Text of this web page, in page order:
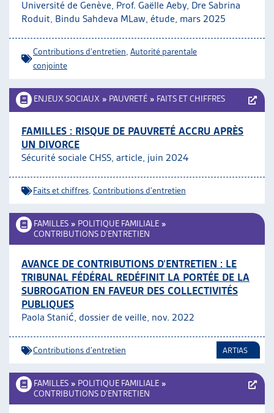
L’ASSOCIATION
PROJETS ET ACTIVITÉS
JOURNÉES D’AUTOMNE
Université de Genève, Prof. Gaëlle Aeby, Dre Sabrina
Roduit, Bindu Sahdeva MLaw, étude, mars 2025
Contributions d'entretien Autorité parentale
conjointe
ENJEUX SOCIAUX » PAUVRETÉ » FAITS ET CHIFFRES
FAMILLES : RISQUE DE PAUVRETÉ ACCRU APRÈS
UN DIVORCE
Sécurité sociale CHSS, article, juin 2024
Faits et chiffres Contributions d'entretien
FAMILLES » POLITIQUE FAMILIALE »
CONTRIBUTIONS D’ENTRETIEN
AVANCE DE CONTRIBUTIONS D’ENTRETIEN : LE
TRIBUNAL FÉDÉRAL REDÉFINIT LA PORTÉE DE LA
SUBROGATION EN FAVEUR DES COLLECTIVITÉS
PUBLIQUES
Paola Stanić, dossier de veille, nov. 2022
Contributions d'entretien ARTIAS
FAMILLES » POLITIQUE FAMILIALE »
CONTRIBUTIONS D’ENTRETIEN